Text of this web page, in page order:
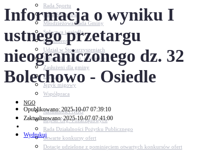
Rada Sportu
Rada Seniorów
Młodzieżowa Rada Gminy
Sołectwa i osiedla
Dokumenty
Udział w Stowarzyszeniach
Jednostki, spółki, instytucje
Zasłużeni dla gminy
Petycje
Język migowy
Współpraca
NGO
Aktualności NGO
Rejestr Org. Pozarządowych
Rada Działalności Pożytku Publicznego
Otwarte konkursy ofert
Dotacje udzielone z pominięciem otwartych konkursów ofert
Informacja o wyniku I
ustnego przetargu
nieograniczonego dz. 32
Bolechowo - Osiedle
Opublikowano: 2025-10-07 07:39:10
Zaktualizowano: 2025-10-07 07:41:00
Wydrukuj